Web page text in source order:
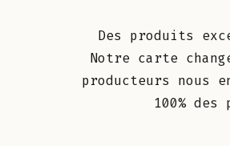
Des produits
Notre carte
producteurs nous
100%